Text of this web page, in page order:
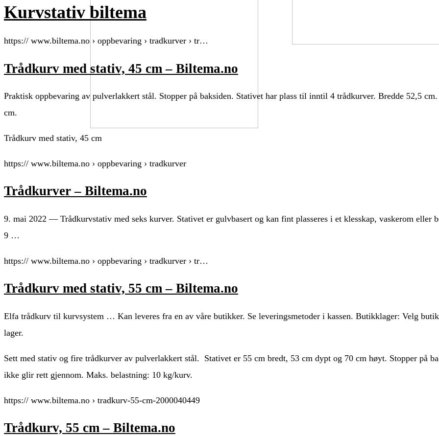
Kurvstativ biltema
https:// www.biltema.no › oppbevaring › tradkurver › tr…
Trådkurv med stativ, 45 cm – Biltema.no
Praktisk oppbevaring av pulverlakkert stål. Stopper på baksiden. Stativet har plass til inntil 4 trådkurver. Bredde 52,5
cm.
Trådkurv med stativ, 45 cm
https:// www.biltema.no › oppbevaring › tradkurver
Trådkurver – Biltema.no
9. mai 2022 — Trådkurvstativ med seks kurver. Stativet er gulvbasert og kan fint plasseres i et klesskap, vaskerom eller
9 …
https:// www.biltema.no › oppbevaring › tradkurver › tr…
Trådkurv med stativ, 55 cm – Biltema.no
Elfa trådkurv til kurvsystem … Kan leveres fra en av våre butikker. Se leveringsmetoder i kassen. Butikklager: Velg
lager.
Sett med stativ og fire trådkurver av pulverlakkert stål. Stativet er 55 cm bredt, 53 cm dypt og 70 cm høyt. Stopper på
ikke glir rett gjennom. Maks. belastning: 10 kg/kurv.
https:// www.biltema.no › tradkurv-55-cm-2000040449
Trådkurv, 55 cm – Biltema.no